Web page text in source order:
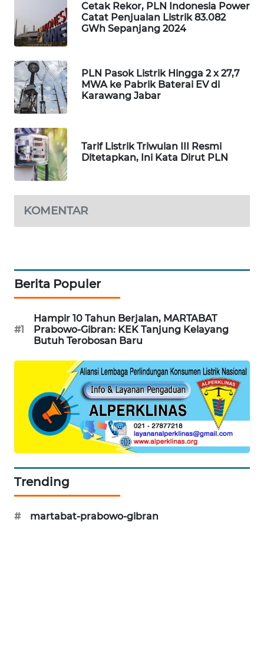
Cetak Rekor, PLN Indonesia Power
Catat Penjualan Listrik 83.082
GWh Sepanjang 2024
PLN Pasok Listrik Hingga 2 x 27,7
MWA ke Pabrik Baterai EV di
Karawang Jabar
Tarif Listrik Triwulan III Resmi
Ditetapkan, Ini Kata Dirut PLN
KOMENTAR
Berita Populer
#1
Hampir 10 Tahun Berjalan, MARTABAT
Prabowo-Gibran: KEK Tanjung Kelayang
Butuh Terobosan Baru
Trending
# martabat-prabowo-gibran
TAMBANG
NEWS
SITUNGIR
NEWS
NEWS
SIBARAGAS
NEWS
METRO
SIANTAR
METRO
MEDAN
METRO
JAKARTA
NEWS
KARING
NEWS
JURNAL
MARITIM
HUMBANG
NEWS